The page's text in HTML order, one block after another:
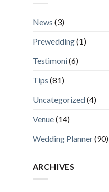
News (3)
Prewedding(1)
Testimoni(6)
Tips (81)
Uncategorized(4)
Venue(14)
Wedding Planner(90)
ARCHIVES